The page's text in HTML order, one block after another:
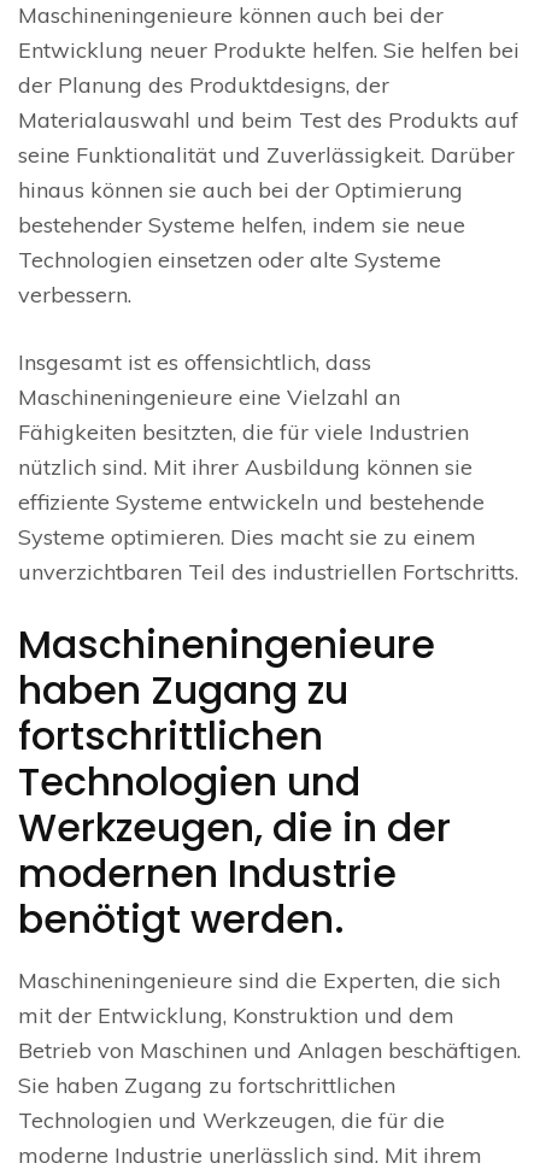
Maschineningenieure können auch bei der
Entwicklung neuer Produkte helfen. Sie helfen bei
der Planung des Produktdesigns, der
Materialauswahl und beim Test des Produkts auf
seine Funktionalität und Zuverlässigkeit. Darüber
hinaus können sie auch bei der Optimierung
bestehender Systeme helfen, indem sie neue
Technologien einsetzen oder alte Systeme
verbessern.
Insgesamt ist es offensichtlich, dass
Maschineningenieure eine Vielzahl an
Fähigkeiten besitzten, die für viele Industrien
nützlich sind. Mit ihrer Ausbildung können sie
effiziente Systeme entwickeln und bestehende
Systeme optimieren. Dies macht sie zu einem
unverzichtbaren Teil des industriellen Fortschritts.
Maschineningenieure
haben Zugang zu
fortschrittlichen
Technologien und
Werkzeugen, die in der
modernen Industrie
benötigt werden.
Maschineningenieure sind die Experten, die sich
mit der Entwicklung, Konstruktion und dem
Betrieb von Maschinen und Anlagen beschäftigen.
Sie haben Zugang zu fortschrittlichen
Technologien und Werkzeugen, die für die
moderne Industrie unerlässlich sind. Mit ihrem